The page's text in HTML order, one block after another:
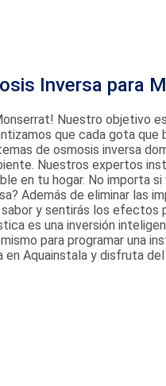
Inversa para
Nuestro objetivo
que cada gota que
de osmosis inversa
Nuestros expertos
en tu hogar. No importa
Además de eliminar las
y sentirás los
es una inversión
para programar una
Aquainstala y disfruta del